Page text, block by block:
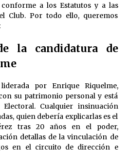
a los Estatutos y a las
Club. Por todo ello, queremos
la candidatura de
por Enrique Riquelme,
su patrimonio personal y está
Cualquier insinuación
quien debería explicarlas es el
tras 20 años en el poder,
detallas de la vinculación de
en el circuito de dirección e